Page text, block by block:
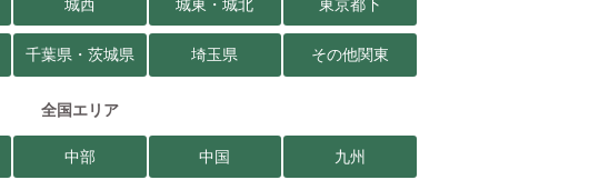
城西 城東・城北 東京都下
千葉県・茨城県 埼玉県 その他関東
全国エリア
中部 中国 九州